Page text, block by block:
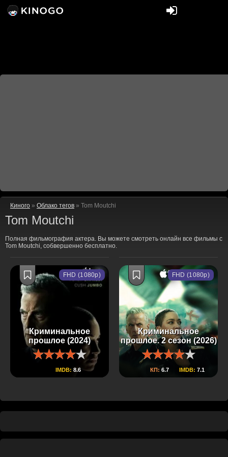
Киного » Облако тегов » Tom Moutchi
Tom Moutchi
Полная фильмография актера. Вы можете смотреть онлайн все фильмы с
Tom Moutchi, собвершенно бесплатно.
Криминальное
прошлое (2024)
IMDB: 8.6
FHD (1080p)
Криминальное
прошлое. 2 сезон (2026)
КП: 6.7 IMDB: 7.1
FHD (1080p)